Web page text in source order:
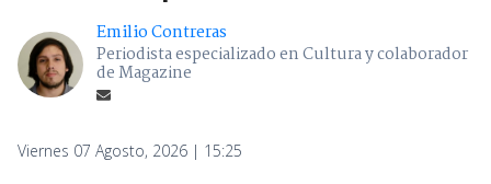
Emilio Contreras
Periodista especializado en Cultura y colaborador
de Magazine
Viernes 07 Agosto, 2026 | 15:25